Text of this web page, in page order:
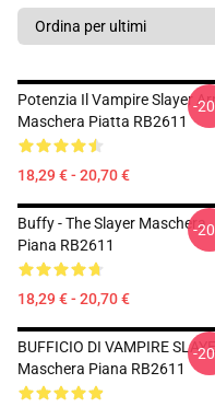
Potenzia Il Vampire Slayer
Maschera Piatta RB2611
18,29 € - 20,70 €
-
Buffy - The Slayer Maschera
Piana RB2611
18,29 € - 20,70 €
-
BUFFICIO DI VAMPIRE
Maschera Piana RB2611
-